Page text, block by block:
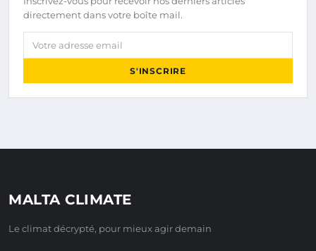
directement dans votre boîte mail.
Votre adresse email
S'INSCRIRE
MALTA CLIMATE
Le climat décrypté, pour mieux agir demain